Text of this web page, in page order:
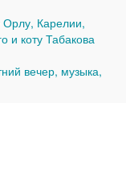
Карелии,
и коту Табакова
вечер, музыка,